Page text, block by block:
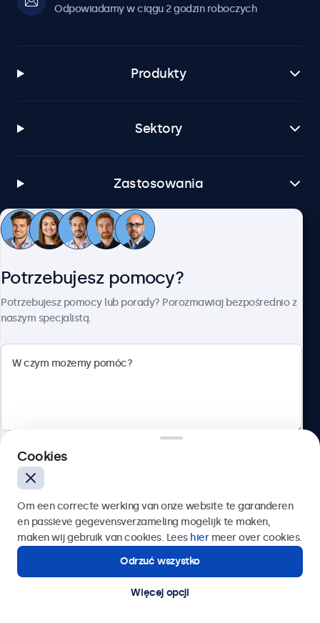
Odpowiadamy w ciągu 2 godzin roboczych
Produkty
Sektory
Zastosowania
Obsługa klienta
Polski
© 2026 Beetronics
Potrzebujesz pomocy?
Potrzebujesz pomocy lub porady? Porozmawiaj bezpośrednio z
naszym specjalistą.
Wyślij
Lub zadzwoń pod numer:22 397 04 43
Potrzebujesz pomocy?
Kontakt ze specjalistą.
Cookies
Om een correcte werking van onze website te garanderen
en passieve gegevensverzameling mogelijk te maken,
maken wij gebruik van cookies. Lees hiermeer over cookies.
Odrzuć wszystko
Więcej opcji